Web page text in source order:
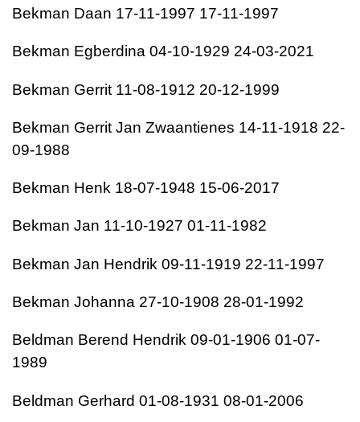
Bekman Daan 17-11-1997 17-11-1997
Bekman Egberdina 04-10-1929 24-03-2021
Bekman Gerrit 11-08-1912 20-12-1999
Bekman Gerrit Jan Zwaantienes 14-11-1918 22-
09-1988
Bekman Henk 18-07-1948 15-06-2017
Bekman Jan 11-10-1927 01-11-1982
Bekman Jan Hendrik 09-11-1919 22-11-1997
Bekman Johanna 27-10-1908 28-01-1992
Beldman Berend Hendrik 09-01-1906 01-07-
1989
Beldman Gerhard 01-08-1931 08-01-2006